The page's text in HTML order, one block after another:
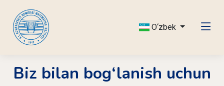
O‘zbek
Biz bilan bog‘lanish uchun